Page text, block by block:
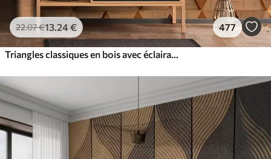
22.07€13 .24€ 477